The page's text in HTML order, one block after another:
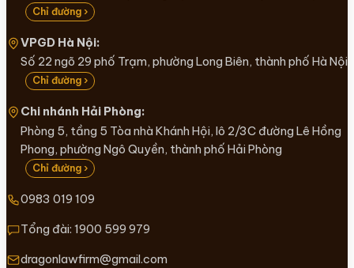
Chỉ đường ›
VPGD Hà Nội:
Số 22 ngõ 29 phố Trạm, phường Long Biên, thành phố Hà Nội
Chỉ đường ›
Chi nhánh Hải Phòng:
Phòng 5, tầng 5 Tòa nhà Khánh Hội, lô 2/3C đường Lê Hồng
Phong, phường Ngô Quyền, thành phố Hải Phòng
Chỉ đường ›
0983 019 109
Tổng đài: 1900 599 979
dragonlawfirm@gmail.com